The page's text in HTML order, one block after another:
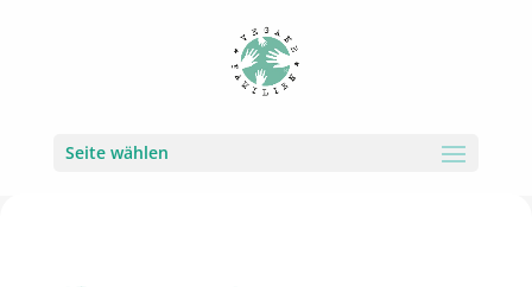
Seite wählen